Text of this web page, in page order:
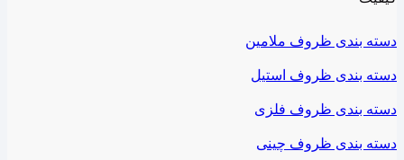
دسته بندی ظروف ملامین
دسته بندی ظروف استیل
دسته بندی ظروف فلزی
دسته بندی ظروف چینی